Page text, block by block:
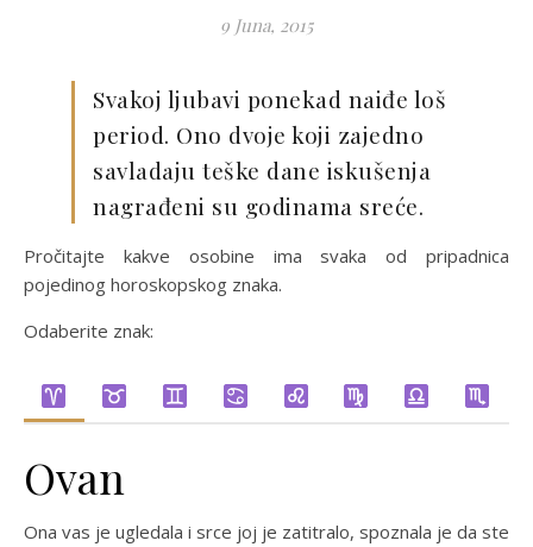
9 Juna, 2015
Svakoj ljubavi ponekad naiđe loš
period. Ono dvoje koji zajedno
savladaju teške dane iskušenja
nagrađeni su godinama sreće.
Pročitajte kakve osobine ima svaka od pripadnica
pojedinog horoskopskog znaka.
Odaberite znak:
Ovan
Ona vas je ugledala i srce joj je zatitralo, spoznala je da ste